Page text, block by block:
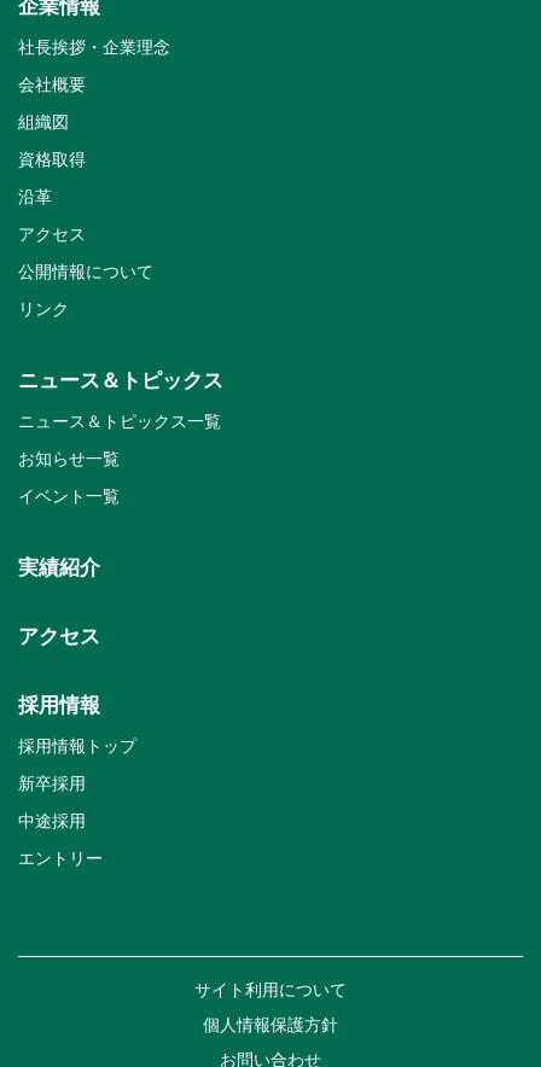
企業情報
社長挨拶・企業理念
会社概要
組織図
資格取得
沿革
アクセス
公開情報について
リンク
ニュース＆トピックス
ニュース＆トピックス一覧
お知らせ一覧
イベント一覧
実績紹介
アクセス
採用情報
採用情報トップ
新卒採用
中途採用
エントリー
サイト利用について
個人情報保護方針
お問い合わせ